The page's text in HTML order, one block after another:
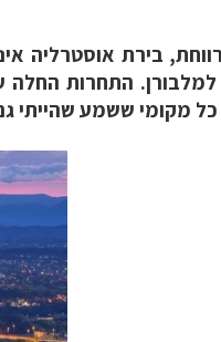
בירת אוסטרליה
למלבורן. התחרות
מקומי ששמע שהייתי